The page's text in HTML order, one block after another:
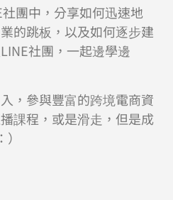
團中，分享如何迅速地
的跳板，以及如何逐步建
社團，一起邊學邊
，參與豐富的跨境電商資
課程，或是滑走，但是成